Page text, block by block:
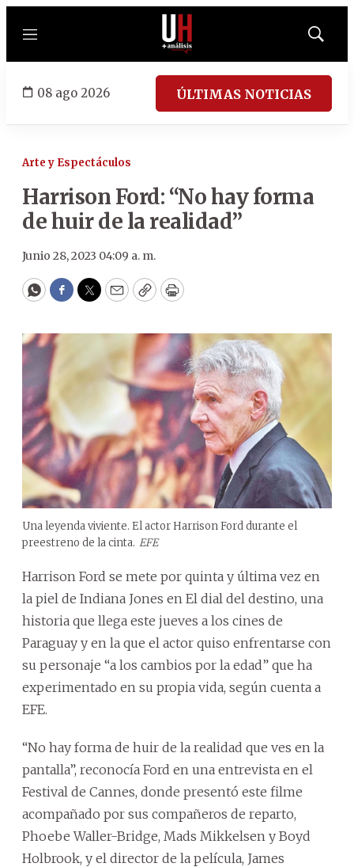
Menú
Mostrar
08 ago 2026 ÚLTIMAS NOTICIAS
Arte y Espectáculos
Harrison Ford: “No hay forma
de huir de la realidad”
Junio 28, 2023 04:09 a. m.
WhatsApp
Facebook
Twitter
EmailCopyPrint
Una leyenda viviente. El actor Harrison Ford durante el
preestreno de la cinta. EFE
Harrison Ford se mete por quinta y última vez en
la piel de Indiana Jones en El dial del destino, una
historia que llega este jueves a los cines de
Paraguay y en la que el actor quiso enfrentarse con
su personaje “a los cambios por la edad” que ha
experimentado en su propia vida, según cuenta a
EFE.
“No hay forma de huir de la realidad que ves en la
pantalla”, reconocía Ford en una entrevista en el
Festival de Cannes, donde presentó este filme
acompañado por sus compañeros de reparto,
Phoebe Waller-Bridge, Mads Mikkelsen y Boyd
Holbrook, y el director de la película, James